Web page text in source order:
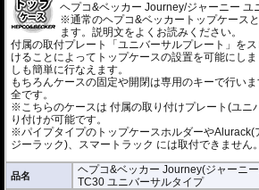
ヘプコ&ベッカー Journey/ジャーニー ユ
※通常のヘプコ&ベッカートップケース
ます。説明文をよくお読みください。
付属の取付プレート「ユニバーサルプレート」を
けることによってトップケースの設置を可能にし
しも簡単に行なえます。
もちろんケースの固定や開閉は専用のキーで行い
全です。
※こちらのケースは 付属の取り付けプレート(ユニ
り付けが可能です。
※パイプタイプのトップケースホルダーやAlurack(
ジーラック)、スマートラック には取付できません。
品名
ヘプコ&ベッカー Journey(ジャーニ
TC30 ユニバーサルタイプ